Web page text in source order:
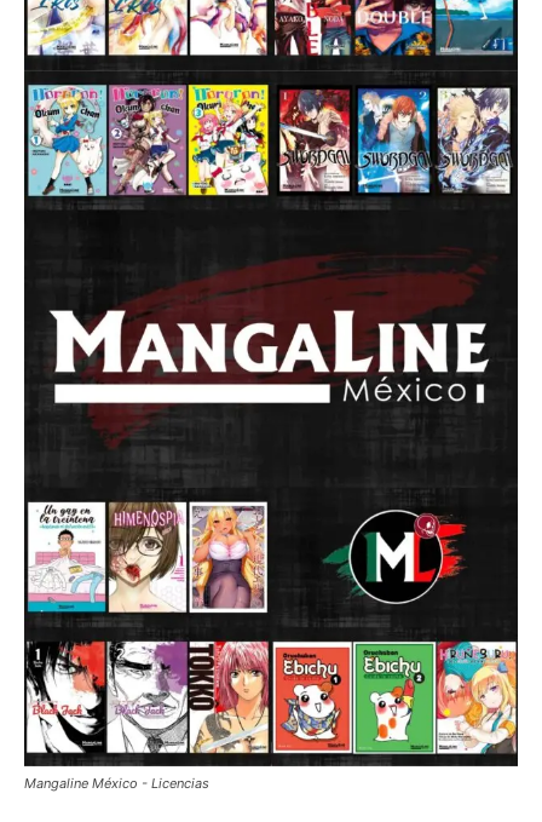
Mangaline México - Licencias